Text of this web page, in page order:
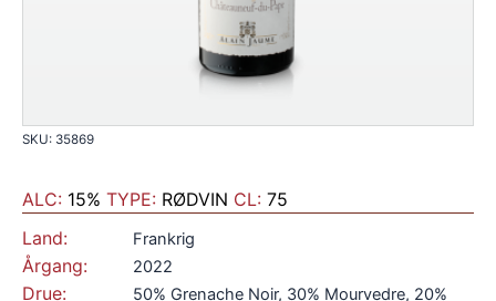
SKU: 35869
ALC: 15% TYPE: RØDVIN CL: 75
Land:
Frankrig
Årgang: 2022
Drue:
50% Grenache Noir, 30% Mourvedre, 20%